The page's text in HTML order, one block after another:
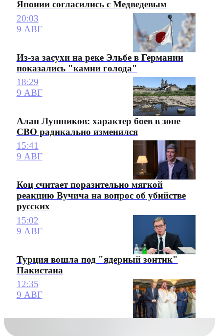
Японии согласились с Медведевым
20:03
9 АВГ
Из-за засухи на реке Эльбе в Германии
показались "камни голода"
18:29
9 АВГ
Алан Лушников: характер боев в зоне
СВО радикально изменился
15:41
9 АВГ
Коц считает поразительно мягкой
реакцию Вучича на вопрос об убийстве
русских
15:02
9 АВГ
Турция вошла под "ядерный зонтик"
Пакистана
12:35
9 АВГ